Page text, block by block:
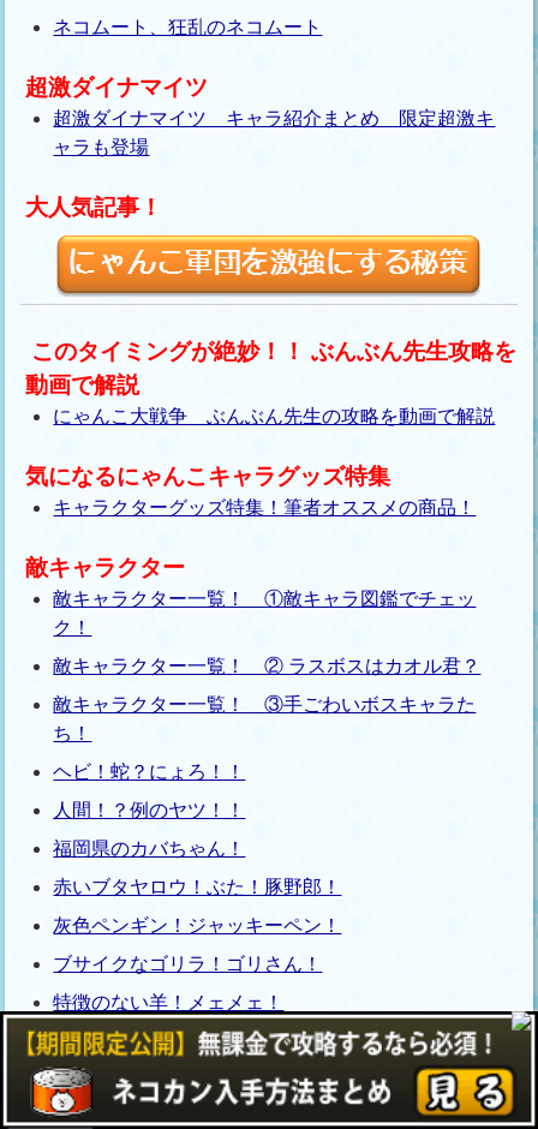
ネコムート、狂乱のネコムート
超激ダイナマイツ
超激ダイナマイツ キャラ紹介まとめ 限定超激キ
ャラも登場
大人気記事！
このタイミングが絶妙！！ ぶんぶん先生攻略を
動画で解説
にゃんこ大戦争 ぶんぶん先生の攻略を動画で解説
気になるにゃんこキャラグッズ特集
キャラクターグッズ特集！筆者オススメの商品！
敵キャラクター
敵キャラクター一覧！ ①敵キャラ図鑑でチェッ
ク！
敵キャラクター一覧！ ② ラスボスはカオル君？
敵キャラクター一覧！ ③手ごわいボスキャラた
ち！
ヘビ！蛇？にょろ！！
人間！？例のヤツ！！
福岡県のカバちゃん！
赤いブタヤロウ！ぶた！豚野郎！
灰色ペンギン！ジャッキーペン！
ブサイクなゴリラ！ゴリさん！
特徴のない羊！メェメェ！
都道府県別攻略
九州地方